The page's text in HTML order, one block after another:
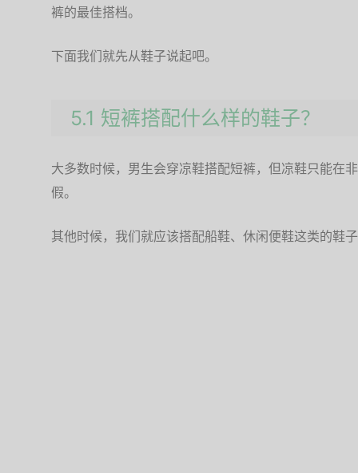
裤的最佳搭档。
下面我们就先从鞋子说起吧。
5.1 短裤搭配什么样的鞋子？
大多数时候，男生会穿凉鞋搭配短裤，但凉鞋只能在
假。
其他时候，我们就应该搭配船鞋、休闲便鞋这类的鞋